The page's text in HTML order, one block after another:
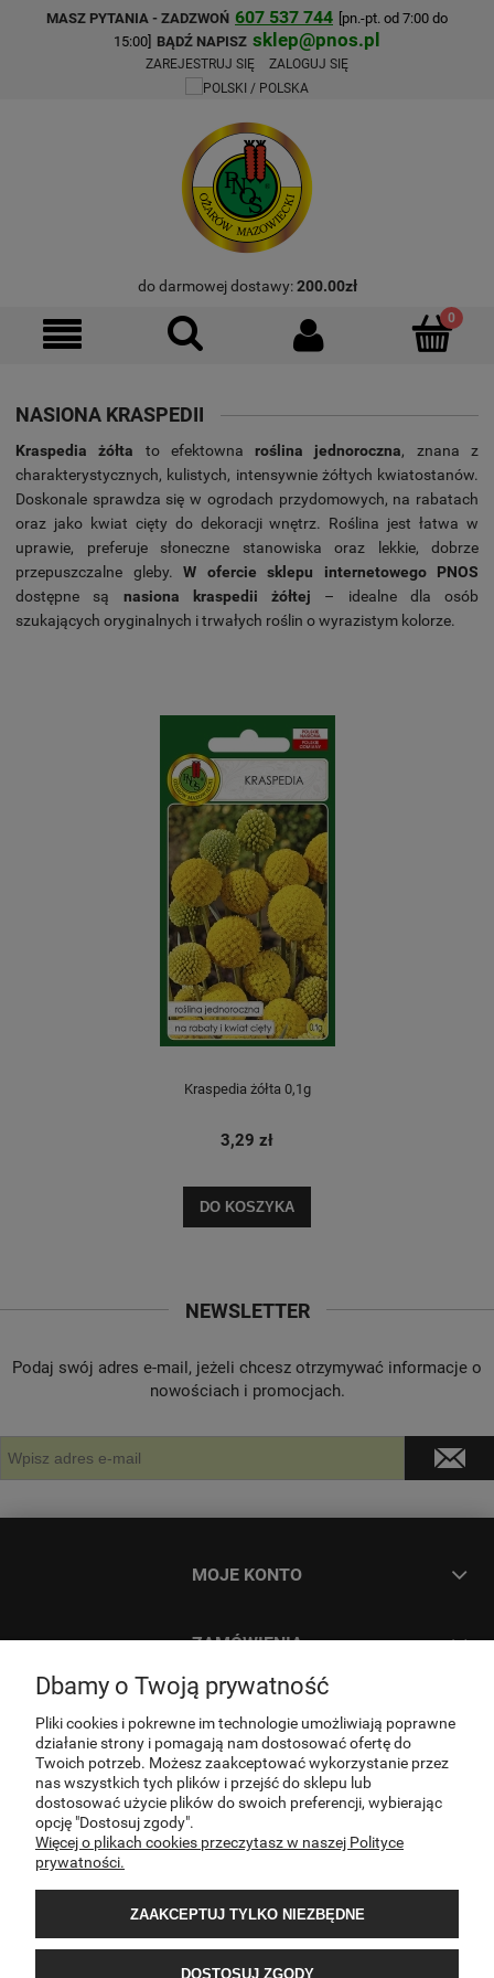
MASZ PYTANIA - ZADZWOŃ 607 537 744 [pn.-pt. od 7:00 do
15:00] BĄDŹ NAPISZ sklep@pnos.pl
ZAREJESTRUJ SIĘ ZALOGUJ SIĘ
do darmowej dostawy:200.00zł
NASIONA KRASPEDII
Kraspedia żółta to efektownaroślina jednoroczna, znana z
charakterystycznych, kulistych, intensywnie żółtych kwiatostanów.
Doskonale sprawdza się w ogrodach przydomowych, na rabatach
oraz jako kwiat cięty do dekoracji wnętrz. Roślina jest łatwa w
uprawie, preferuje słoneczne stanowiska oraz lekkie, dobrze
przepuszczalne gleby. W ofercie sklepu internetowego PNOS
dostępne są nasiona kraspedii żółtej – idealne dla osób
szukających oryginalnych i trwałych roślin o wyrazistym kolorze.
Kraspedia żółta 0,1g
3,29 zł
DO KOSZYKA
NEWSLETTER
Podaj swój adres e-mail, jeżeli chcesz otrzymywać informacje o
nowościach i promocjach.
MOJE KONTO
ZAMÓWIENIA
O NAS
KONTAKT
Dbamy o Twoją prywatność
Pliki cookies i pokrewne im technologie umożliwiają poprawne
działanie strony i pomagają nam dostosować ofertę do
Twoich potrzeb. Możesz zaakceptować wykorzystanie przez
nas wszystkich tych plików i przejść do sklepu lub
dostosować użycie plików do swoich preferencji, wybierając
opcję "Dostosuj zgody".
Więcej o plikach cookies przeczytasz w naszej Polityce
prywatności.
ZAAKCEPTUJ TYLKO NIEZBĘDNE
DOSTOSUJ ZGODY